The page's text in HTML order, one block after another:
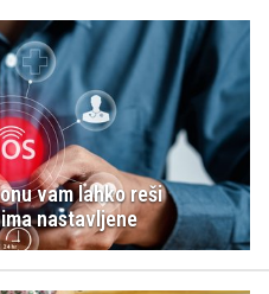
vam lahko reši
nastavljene